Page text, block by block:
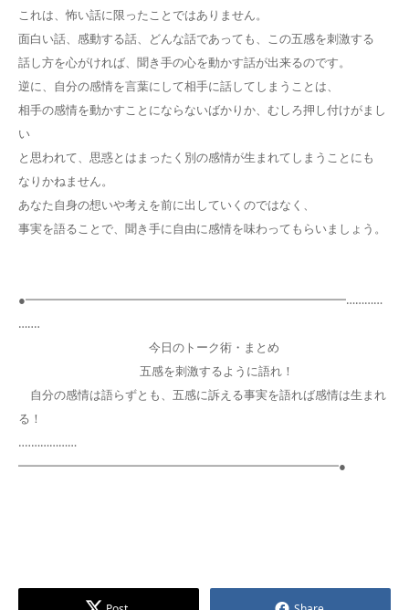
これは、怖い話に限ったことではありません。
面白い話、感動する話、どんな話であっても、この五感を刺激する
話し方を心がければ、聞き手の心を動かす話が出来るのです。
逆に、自分の感情を言葉にして相手に話してしまうことは、
相手の感情を動かすことにならないばかりか、むしろ押し付けがまし
い
と思われて、思惑とはまったく別の感情が生まれてしまうことにも
なりかねません。
あなた自身の想いや考えを前に出していくのではなく、
事実を語ることで、聞き手に自由に感情を味わってもらいましょう。
●━━━━━━━━━━━━━━━━━━━━━━━━━━━…………
…‥‥
今日のトーク術・まとめ
五感を刺激するように語れ！
自分の感情は語らずとも、五感に訴える事実を語れば感情は生まれ
る！
‥‥……………
━━━━━━━━━━━━━━━━━━━━━━━━━━━●